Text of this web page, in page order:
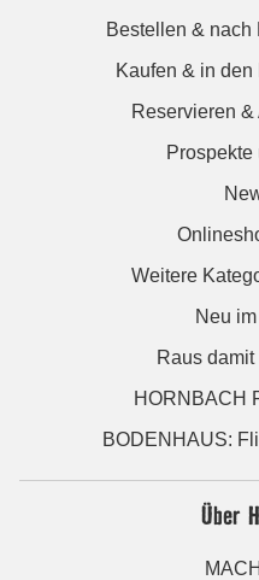
Bestellen & nach
Kaufen & in
Reservieren
Weitere
Neu
Raus
HORNBACH
BODENHAUS:
Über